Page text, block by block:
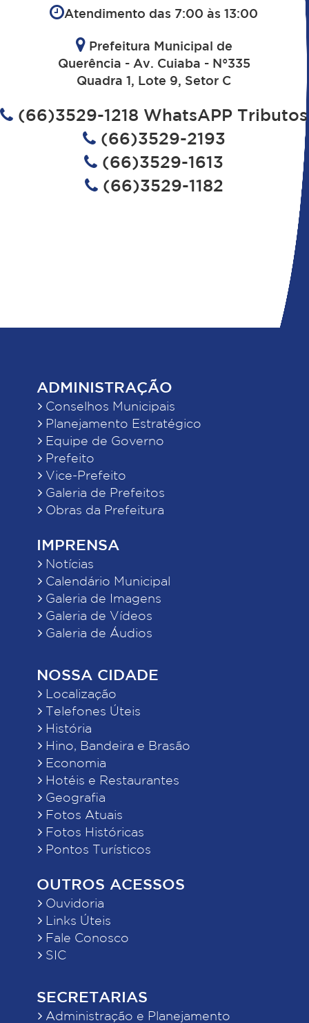
Atendimento das 7:00 às 13:00
Prefeitura Municipal de
Querência - Av. Cuiaba - N°335
Quadra 1, Lote 9, Setor C
(66)3529-1218 WhatsAPP Tributos
(66)3529-2193
(66)3529-1613
(66)3529-1182
ADMINISTRAÇÃO
Conselhos Municipais
Planejamento Estratégico
Equipe de Governo
Prefeito
Vice-Prefeito
Galeria de Prefeitos
Obras da Prefeitura
IMPRENSA
Notícias
Calendário Municipal
Galeria de Imagens
Galeria de Vídeos
Galeria de Áudios
NOSSA CIDADE
Localização
Telefones Úteis
História
Hino, Bandeira e Brasão
Economia
Hotéis e Restaurantes
Geografia
Fotos Atuais
Fotos Históricas
Pontos Turísticos
OUTROS ACESSOS
Ouvidoria
Links Úteis
Fale Conosco
SIC
SECRETARIAS
Administração e Planejamento